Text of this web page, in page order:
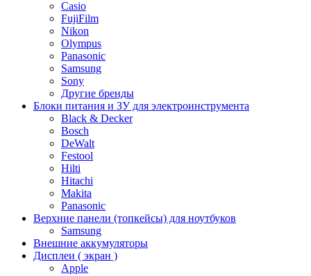
Casio
FujiFilm
Nikon
Olympus
Panasonic
Samsung
Sony
Другие бренды
Блоки питания и ЗУ для электроинструмента
Black & Decker
Bosch
DeWalt
Festool
Hilti
Hitachi
Makita
Panasonic
Верхние панели (топкейсы) для ноутбуков
Samsung
Внешние аккумуляторы
Дисплеи ( экран )
Apple